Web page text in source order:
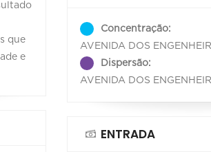
que
e
Concentração:
AVENIDA DOS
Dispersão:
AVENIDA DOS
ENTRADA